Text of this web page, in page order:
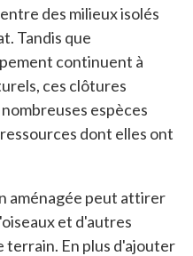
des milieux isolés
Tandis que
continuent à
ces clôtures
espèces
dont elles ont
aménagée peut attirer
et d'autres
terrain. En plus d'ajouter